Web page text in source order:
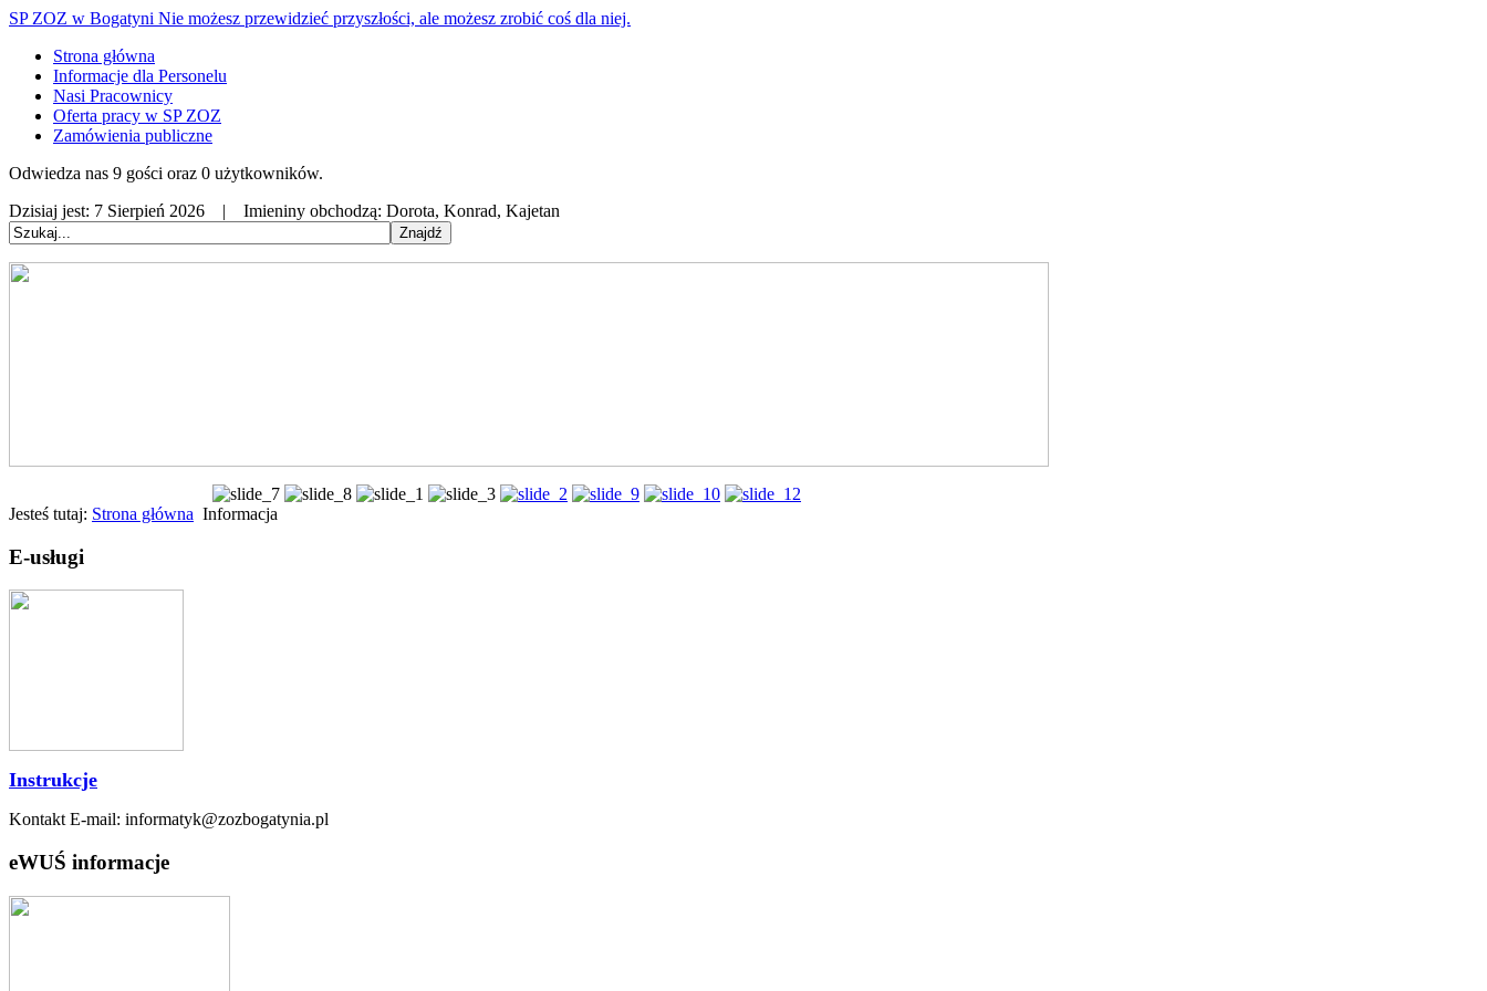
SP ZOZ w Bogatyni Nie możesz przewidzieć przyszłości, ale możesz zrobić coś dla niej.
Strona główna
Informacje dla Personelu
Nasi Pracownicy
Oferta pracy w SP ZOZ
Zamówienia publiczne
Odwiedza nas 9 gości oraz 0 użytkowników.
Dzisiaj jest: 7 Sierpień 2026 | Imieniny obchodzą: Dorota, Konrad, Kajetan
Jesteś tutaj: Strona główna Informacja
E-usługi
Instrukcje
Kontakt E-mail: informatyk@zozbogatynia.pl
eWUŚ informacje